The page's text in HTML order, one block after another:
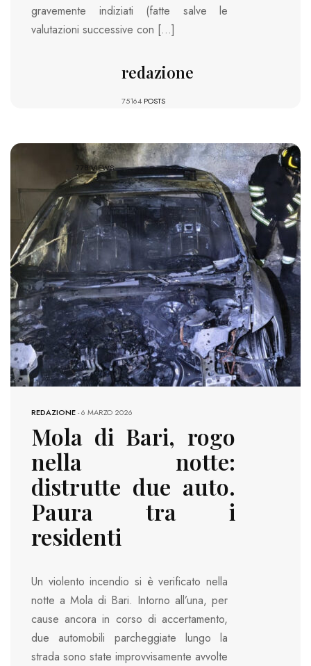
gravemente indiziati (fatte salve le
valutazioni successive con […]
redazione
75164 POSTS
778 VIEWS
REDAZIONE-6 MARZO 2026
Mola di Bari, rogo
nella notte:
distrutte due auto.
Paura tra i
residenti
Un violento incendio si è verificato nella
notte a Mola di Bari. Intorno all’una, per
cause ancora in corso di accertamento,
due automobili parcheggiate lungo la
strada sono state improvvisamente avvolte